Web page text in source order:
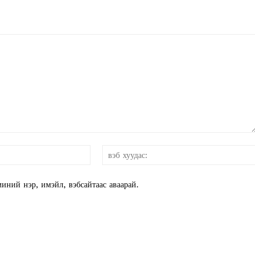
нэр, имэйл, вэбсайтаас аваарай.